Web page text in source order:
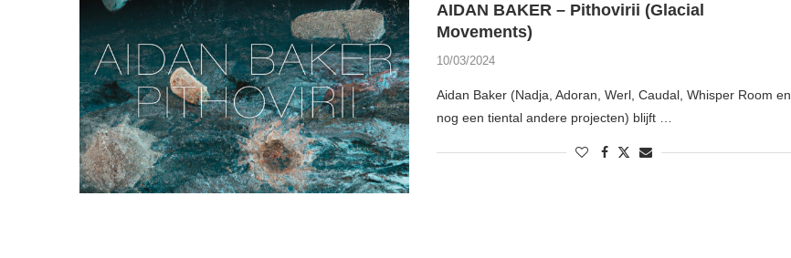
AIDAN BAKER – Pithovirii (Glacial
Movements)
10/03/2024
Aidan Baker (Nadja, Adoran, Werl, Caudal, Whisper Room en
nog een tiental andere projecten) blijft …